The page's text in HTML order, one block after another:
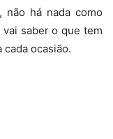
não há nada como
saber o que tem
ocasião.